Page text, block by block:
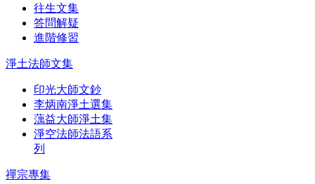
往生文集
答問解疑
進階修習
淨土法師文集
印光大師文鈔
李炳南淨土選集
蕅益大師淨土集
淨空法師法語系
列
禪宗專集